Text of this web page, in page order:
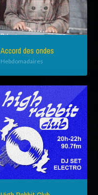
Accord des ondes
Hebdomadaires